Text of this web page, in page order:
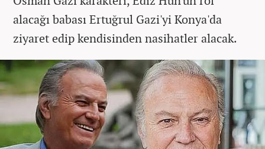
alacağı babası Ertuğrul Gazi'yi Konya'da
ziyaret edip kendisinden nasihatler alacak.